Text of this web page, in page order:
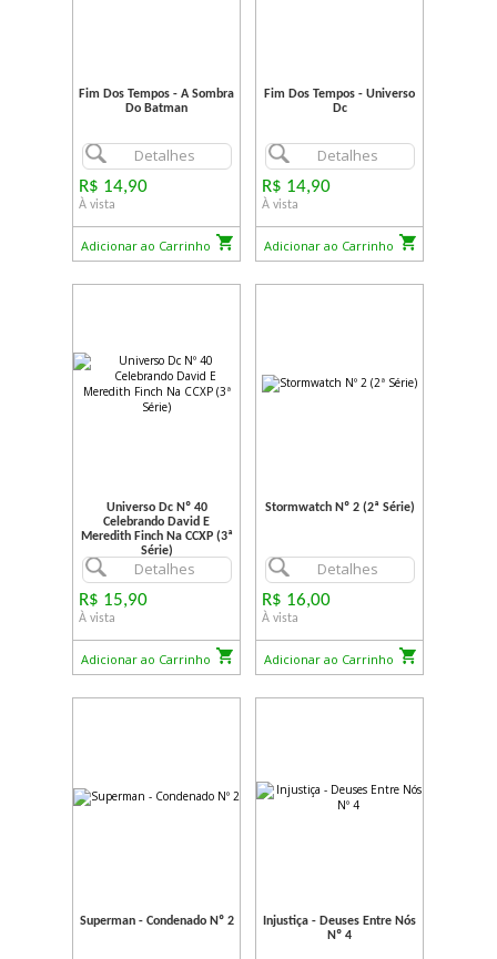
Fim Dos Tempos - A Sombra
Do Batman
Detalhes
R$ 14,90
À vista
Adicionar ao Carrinho
Fim Dos Tempos - Universo
Dc
Detalhes
R$ 14,90
À vista
Adicionar ao Carrinho
Universo Dc Nº 40
Celebrando David E
Meredith Finch Na CCXP (3ª
Série)
Detalhes
R$ 15,90
À vista
Adicionar ao Carrinho
Stormwatch Nº 2 (2ª Série)
Detalhes
R$ 16,00
À vista
Adicionar ao Carrinho
Superman - Condenado Nº 2
Injustiça - Deuses Entre Nós
Nº 4